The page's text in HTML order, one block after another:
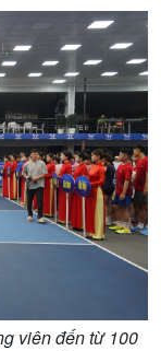
viên đến từ 100